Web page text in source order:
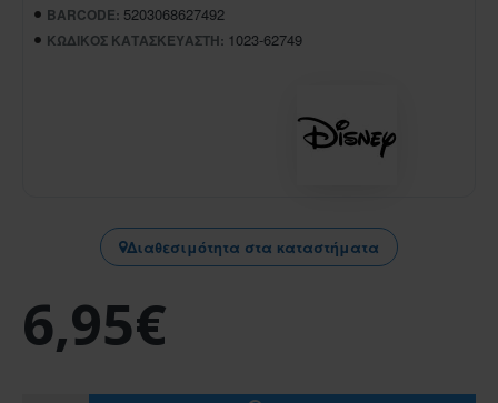
BARCODE: 5203068627492
ΚΩΔΙΚΌΣ ΚΑΤΑΣΚΕΥΑΣΤΉ: 1023-62749
Διαθεσιμότητα στα καταστήματα
6,95€